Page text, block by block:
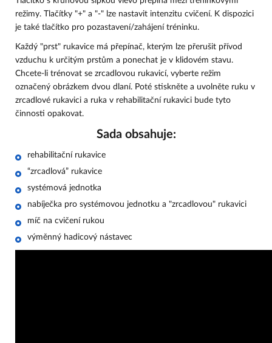
režimy. Tlačítky "+" a "-" lze nastavit intenzitu cvičení. K dispozici
je také tlačítko pro pozastavení/zahájení tréninku.
Každý "prst" rukavice má přepínač, kterým lze přerušit přívod
vzduchu k určitým prstům a ponechat je v klidovém stavu.
Chcete-li trénovat se zrcadlovou rukavicí, vyberte režim
označený obrázkem dvou dlaní. Poté stiskněte a uvolněte ruku v
zrcadlové rukavici a ruka v rehabilitační rukavici bude tyto
činnosti opakovat.
Sada obsahuje:
rehabilitační rukavice
“zrcadlová” rukavice
systémová jednotka
nabíječka pro systémovou jednotku a "zrcadlovou" rukavici
míč na cvičení rukou
výměnný hadicový nástavec